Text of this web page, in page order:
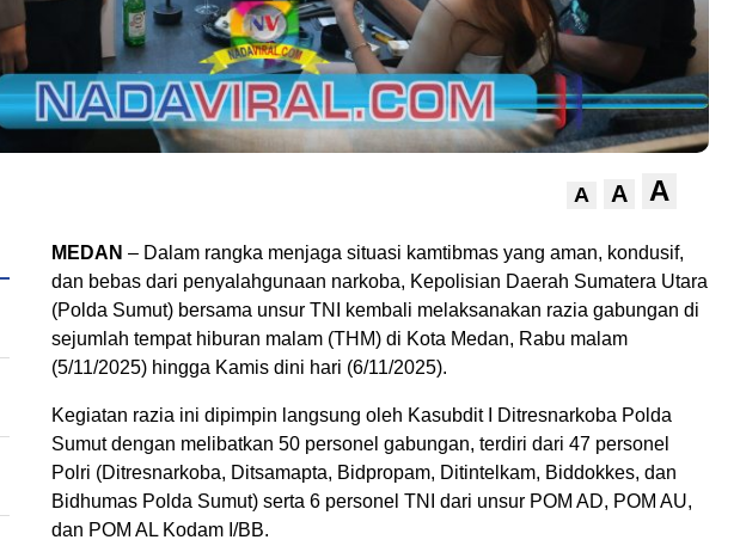
A A A
MEDAN – Dalam rangka menjaga situasi kamtibmas yang aman, kondusif,
dan bebas dari penyalahgunaan narkoba, Kepolisian Daerah Sumatera Utara
(Polda Sumut) bersama unsur TNI kembali melaksanakan razia gabungan di
sejumlah tempat hiburan malam (THM) di Kota Medan, Rabu malam
(5/11/2025) hingga Kamis dini hari (6/11/2025).
Kegiatan razia ini dipimpin langsung oleh Kasubdit I Ditresnarkoba Polda
Sumut dengan melibatkan 50 personel gabungan, terdiri dari 47 personel
Polri (Ditresnarkoba, Ditsamapta, Bidpropam, Ditintelkam, Biddokkes, dan
Bidhumas Polda Sumut) serta 6 personel TNI dari unsur POM AD, POM AU,
dan POM AL Kodam I/BB.